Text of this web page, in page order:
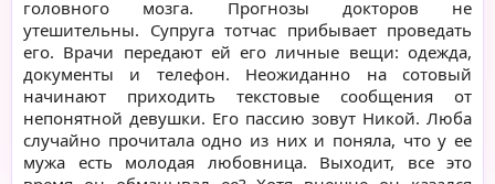
головного мозга. Прогнозы докторов не
утешительны. Супруга тотчас прибывает проведать
его. Врачи передают ей его личные вещи: одежда,
документы и телефон. Неожиданно на сотовый
начинают приходить текстовые сообщения от
непонятной девушки. Его пассию зовут Никой. Люба
случайно прочитала одно из них и поняла, что у ее
мужа есть молодая любовница. Выходит, все это